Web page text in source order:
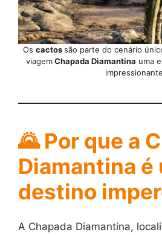
Os cactossão parte do cenário
viagemChapada Diamantina uma
🌄 Por que a
Diamantina é
destino
A Chapada Diamantina,